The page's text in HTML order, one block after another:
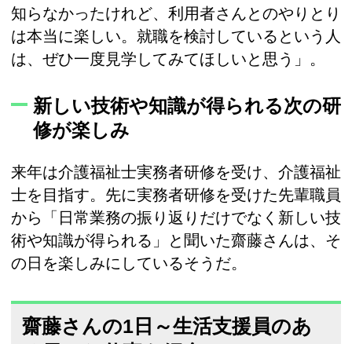
知らなかったけれど、利用者さんとのやりとり
は本当に楽しい。就職を検討しているという人
は、ぜひ一度見学してみてほしいと思う」。
新しい技術や知識が得られる次の研
修が楽しみ
来年は介護福祉士実務者研修を受け、介護福祉
士を目指す。先に実務者研修を受けた先輩職員
から「日常業務の振り返りだけでなく新しい技
術や知識が得られる」と聞いた齋藤さんは、そ
の日を楽しみにしているそうだ。
齋藤さんの1日～生活支援員のあ